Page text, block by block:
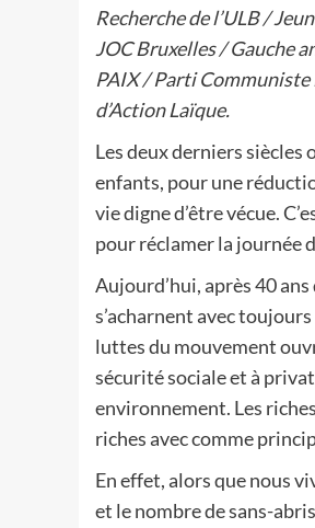
Recherche de l’ULB /
JOC Bruxelles / Gauche
PAIX / Parti
d’Action Laïque.
Les deux derniers
enfants, pour une
vie digne d’être vécue.
pour réclamer la journée
Aujourd’hui, après 40
s’acharnent avec
luttes du mouvement
sécurité sociale et à
environnement. Les
riches avec comme
En effet, alors que nous
et le nombre de sans-